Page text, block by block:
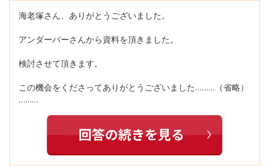
海老塚さん、ありがとうございました。
アンダーバーさんから資料を頂きました。
検討させて頂きます。
この機会をくださってありがとうございました………（省略）
………